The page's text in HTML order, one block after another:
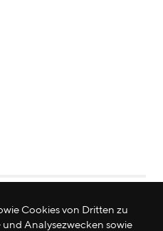
| Schweiz
Cookies von Dritten zu
Analysezwecken sowie